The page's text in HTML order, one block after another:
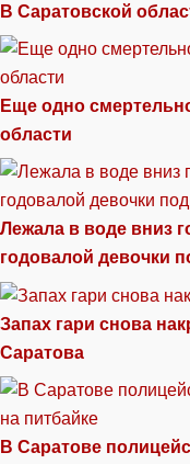
В Саратовской
Еще одно
области
Лежала в воде вниз
годовалой девочки
Запах гари снова
Саратова
В Саратове